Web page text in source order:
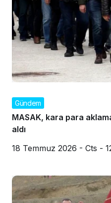
Gündem
MASAK, kara para
aldı
18 Temmuz 2026 - Cts -